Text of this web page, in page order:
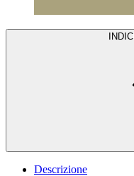
Descrizione